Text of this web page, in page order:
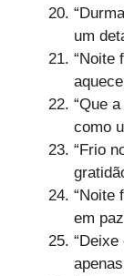
um
“Noite
“Que
como
“Frio
“Noite
em